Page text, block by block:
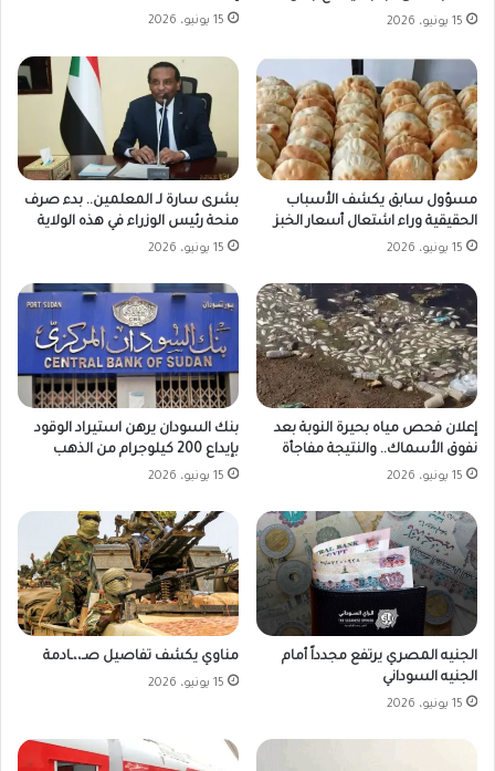
15 يونيو، 2026 15 يونيو، 2026
مسؤول سابق يكشف الأسباب
الحقيقية وراء اشتعال أسعار الخبز
15 يونيو، 2026
بشرى سارة لـ المعلمين.. بدء صرف
منحة رئيس الوزراء في هذه الولاية
15 يونيو، 2026
إعلان فحص مياه بحيرة النوبة بعد
نفوق الأسماك.. والنتيجة مفاجأة
15 يونيو، 2026
بنك السودان يرهن استيراد الوقود
بإيداع 200 كيلوجرام من الذهب
15 يونيو، 2026
الجنيه المصري يرتفع مجدداً أمام
الجنيه السوداني
15 يونيو، 2026
مناوي يكشف تفاصيل صـ،،ـادمة
15 يونيو، 2026